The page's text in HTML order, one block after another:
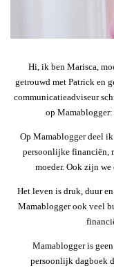
Hi, ik ben Marisca,
getrouwd met Patrick en
communicatieadviseur
op
Op Mamablogger deel
persoonlijke financiën,
moeder. Ook zijn
Het leven is druk, duur
Mamablogger ook veel
Mamablogger is
persoonlijk dagboek